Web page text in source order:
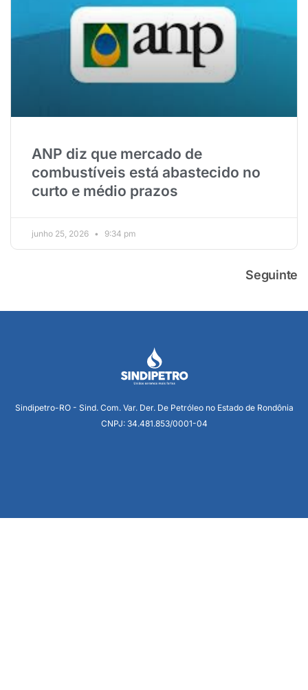
ANP diz que mercado de
combustíveis está abastecido no
curto e médio prazos
junho 25, 2026 9:34 pm
Seguinte
Sindipetro-RO - Sind. Com. Var. Der. De Petróleo no Estado de Rondônia
CNPJ: 34.481.853/0001-04